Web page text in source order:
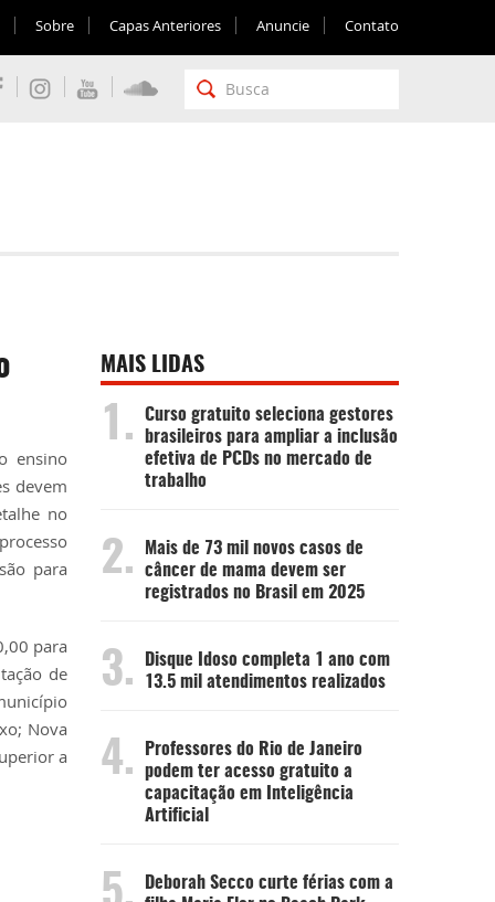
Sobre Capas Anteriores Anuncie Contato
ensino
devem
no
para
para
de
Nova
a
MAIS LIDAS
1.
Curso gratuito seleciona gestores
brasileiros para ampliar a inclusão
efetiva de PCDs no mercado de
trabalho
2.
Mais de 73 mil novos casos de
câncer de mama devem ser
registrados no Brasil em 2025
3.
Disque Idoso completa 1 ano com
13.5 mil atendimentos realizados
4.
Professores do Rio de Janeiro
podem ter acesso gratuito a
capacitação em Inteligência
Artificial
Deborah Secco curte férias com a